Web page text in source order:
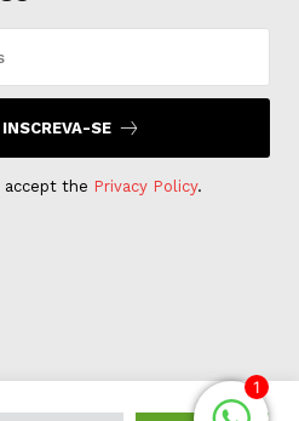
INSCREVA-SE
accept the Privacy Policy.
1